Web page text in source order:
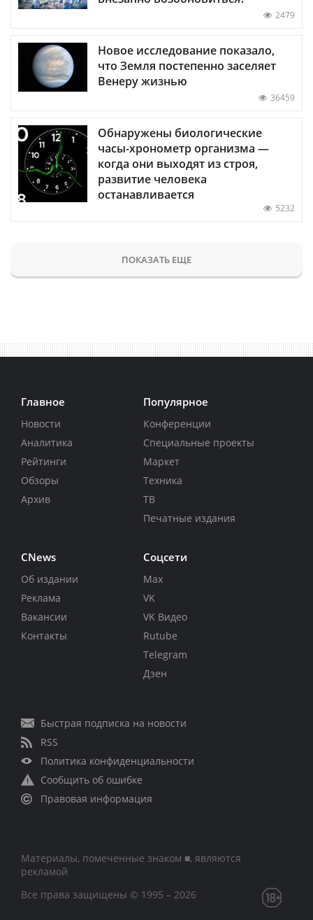
2479
Новое исследование показало,
что Земля постепенно заселяет
Венеру жизнью
36459
Обнаружены биологические
часы-хронометр организма —
когда они выходят из строя,
развитие человека
останавливается
5232
ПОКАЗАТЬ ЕЩЕ
Главное
Новости
Аналитика
Рейтинги
Обзоры
Архив
Популярное
Конференции
Специальные проекты
Маркет
Техника
ТВ
Печатные издания
CNews
Об издании
Реклама
Вакансии
Контакты
Соцсети
Max
VK
VK Видео
Rutube
Telegram
Дзен
Быстрая подписка на новости
RSS
Политика конфиденциальности
Сообщить об ошибке
Правовая информация
Материалы, помеченные знаком ■, являются
рекламой
Все права защищены © 1995 – 2026